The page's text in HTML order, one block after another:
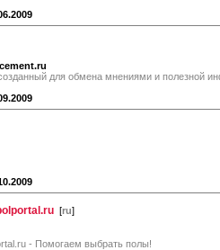
для обмена мнениями и полезной
[ru]
- Помогаем выбрать полы!